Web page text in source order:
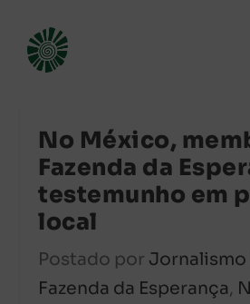
No México,
Fazenda da
testemunho em
local
Postado por Jornalismo
Fazenda da Esperança,